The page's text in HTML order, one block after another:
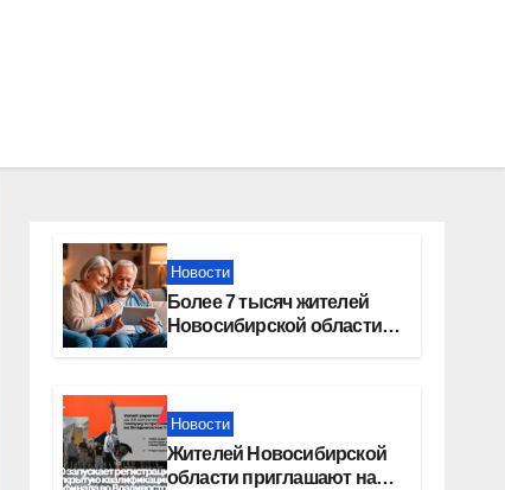
Новости
Более 7 тысяч жителей
Новосибирской области
получили увеличение
Новости
Жителей Новосибирской
области приглашают на